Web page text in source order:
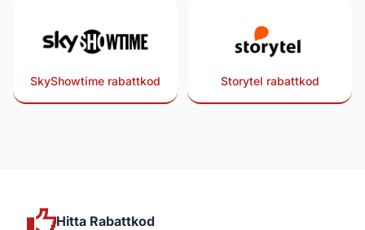
SkyShowtime rabattkod Storytel rabattkod
Hitta Rabattkod